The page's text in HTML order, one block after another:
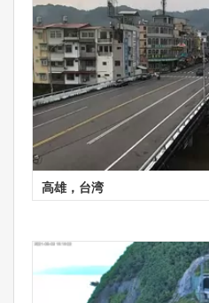
高雄，台湾